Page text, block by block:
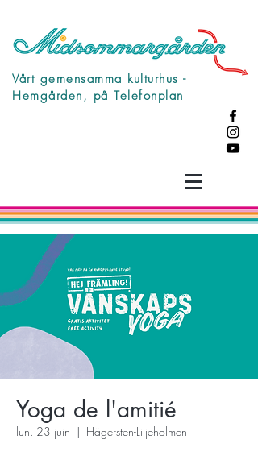
Vårt gemensamma kulturhus -
Hemgården, på Telefonplan
Yoga de l'amitié
lun. 23 juin
  |
Hägersten-Liljeholmen